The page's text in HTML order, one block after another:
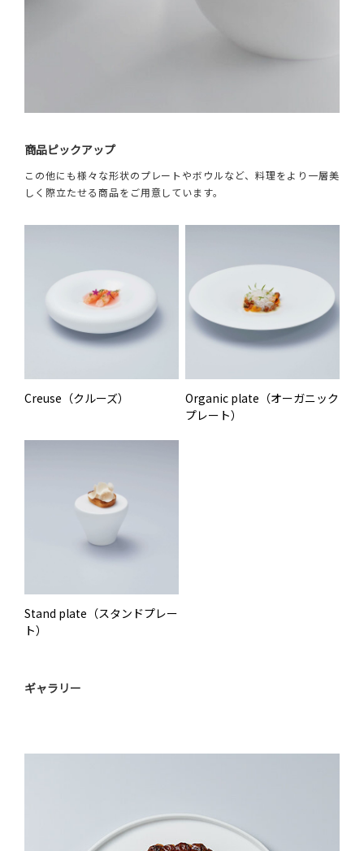
商品ピックアップ
この他にも様々な形状のプレートやボウルなど、料理をより一層美
しく際立たせる商品をご用意しています。
Creuse（クルーズ）
Organic plate（オーガニック
プレート）
Stand plate（スタンドプレー
ト）
ギャラリー